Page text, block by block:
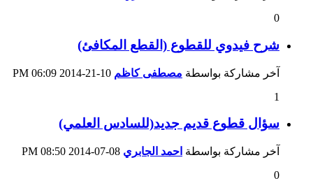
0
شرح فيدوي للقطوع (القطع المكافئ)
آخر مشاركة بواسطة مصطفى كاظم
06:09 PM
1
سؤال قطوع قديم جديد(للسادس العلمي)
آخر مشاركة بواسطة احمد الجابري
08:50 PM
0